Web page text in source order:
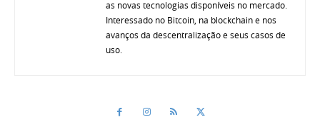
as novas tecnologias disponíveis no mercado.
Interessado no Bitcoin, na blockchain e nos
avanços da descentralização e seus casos de
uso.